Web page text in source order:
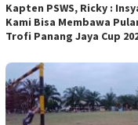
Kapten PSWS, Ricky :
Kami Bisa Membawa
Trofi Panang Jaya Cup